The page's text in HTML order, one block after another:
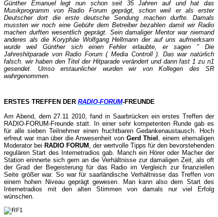
Günther Emanuel legt nun schon seit 35 Jahren auf und hat das
Musikprogramm von Radio Forum geprägt, schon weil er als erster
Deutscher dort die erste deutsche Sendung machen durfte. Damals
mussten wir noch eine Gebühr dem Betreiber bezahlen damit wir Radio
machen durften wesentlich geprägt. Sein damaliger Mentor war niemand
anderes als die Koryphäe Wolfgang Hellmann der auf uns aufmerksam
wurde weil Günther sich einen Fehler erlaubte, er sagen " Die
Jahreshitparade von Radio Forum ( Media Controll ). Das war natürlich
falsch. wir haben den Titel der Hitparade verändert und dann fast 1 zu n1
gesendet. Umso erstaunlicher wurden wir von Kollegen des SR
wahrgenommen.
ERSTES TREFFEN DER RADIO-FORUM-FREUNDE
Am Abend, dem 27.11 2010, fand in Saarbrücken ein erstes Treffen der
RADIO-FORUM-Freunde statt. In einer sehr kompetenten Runde gab es
für alle sieben Teilnehmer einen fruchtbaren Gedankenaustausch. Hoch
erfreut war man über die Anwesenheit von Gerd Thiel
, einem ehemaligen
Moderator bei RADIO FORUM
, der wertvolle Tipps für den bevorstehenden
regulären Start des Internetradios gab. Manch ein Hörer oder Macher der
Station erinnerte sich gern an die Verhältnisse zur damaligen Zeit, als oft
der Grad der Begeisterung für das Radio im Vergleich zur finanziellen
Seite größer war. So war für saarländische Verhältnisse das Treffen von
einem hohen Niveau geprägt gewesen. Man kann also dem Start des
Internetradios mit den alten Stimmen von damals nur viel Erfolg
wünschen.